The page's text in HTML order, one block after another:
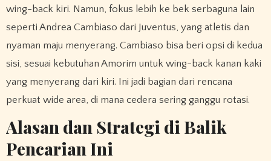
wing-back kiri. Namun, fokus lebih ke bek serbaguna lain
seperti Andrea Cambiaso dari Juventus, yang atletis dan
nyaman maju menyerang. Cambiaso bisa beri opsi di kedua
sisi, sesuai kebutuhan Amorim untuk wing-back kanan kaki
yang menyerang dari kiri. Ini jadi bagian dari rencana
perkuat wide area, di mana cedera sering ganggu rotasi.
Alasan dan Strategi di Balik
Pencarian Ini